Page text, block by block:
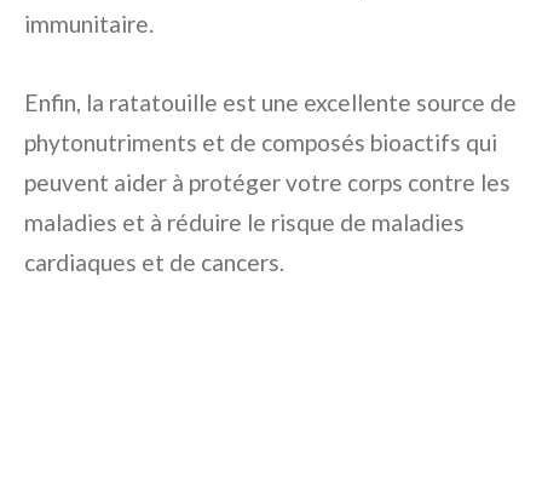
immunitaire.
Enfin, la ratatouille est une excellente source de
phytonutriments et de composés bioactifs qui
peuvent aider à protéger votre corps contre les
maladies et à réduire le risque de maladies
cardiaques et de cancers.